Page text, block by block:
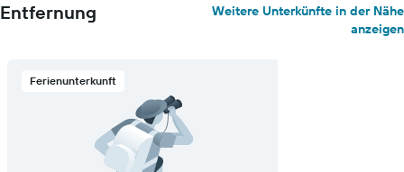
Entfernung
Weitere Unterkünfte in der Nähe
anzeigen
Ferienunterkunft